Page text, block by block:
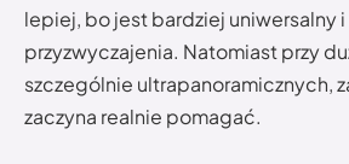
lepiej, bo jest bardziej uniwersalny
przyzwyczajenia. Natomiast przy
szczególnie ultrapanoramicznych,
zaczyna realnie pomagać.